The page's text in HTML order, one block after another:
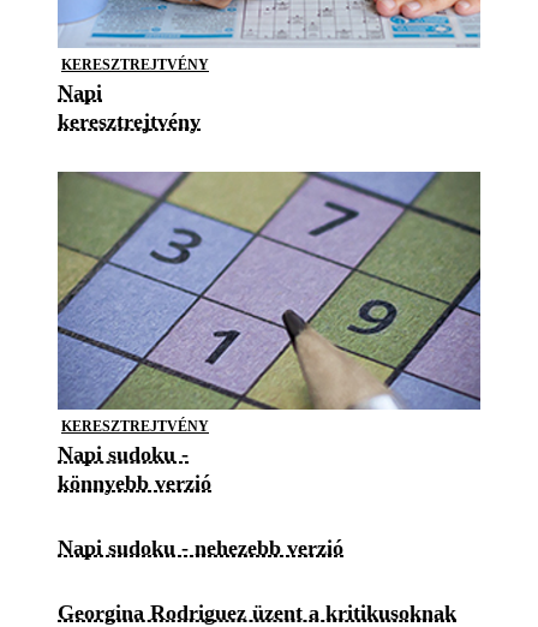
KERESZTREJTVÉNY
Napi
keresztrejtvény
KERESZTREJTVÉNY
Napi sudoku -
könnyebb verzió
Napi sudoku - nehezebb verzió
Georgina Rodriguez üzent a kritikusoknak